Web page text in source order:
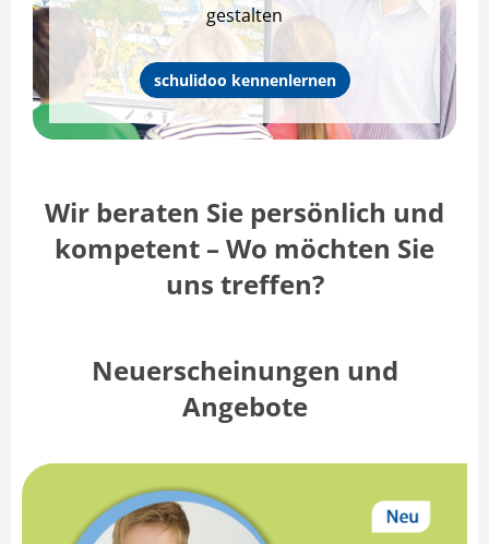
gestalten
schulidoo kennenlernen
Wir beraten Sie persönlich und
kompetent – Wo möchten Sie
uns treffen?
Neuerscheinungen und
Angebote